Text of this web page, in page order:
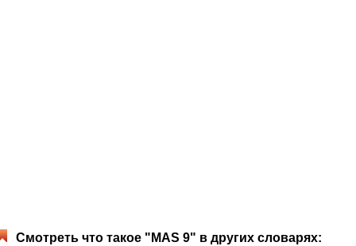
Смотреть что такое "MAS 9" в других словарях: